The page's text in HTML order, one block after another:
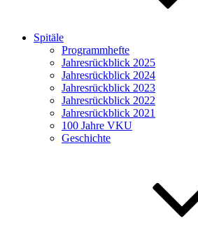
Spitäle
Programmhefte
Jahresrückblick 2025
Jahresrückblick 2024
Jahresrückblick 2023
Jahresrückblick 2022
Jahresrückblick 2021
100 Jahre VKU
Geschichte